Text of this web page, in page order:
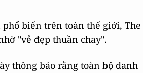
biến trên toàn thế giới, The
"vẻ đẹp thuần chay".
thông báo rằng toàn bộ danh